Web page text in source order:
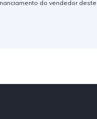
do vendedor deste